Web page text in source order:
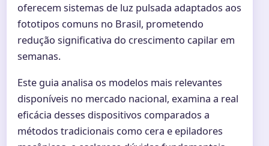
oferecem sistemas de luz pulsada adaptados aos
fototipos comuns no Brasil, prometendo
redução significativa do crescimento capilar em
semanas.
Este guia analisa os modelos mais relevantes
disponíveis no mercado nacional, examina a real
eficácia desses dispositivos comparados a
métodos tradicionais como cera e epiladores